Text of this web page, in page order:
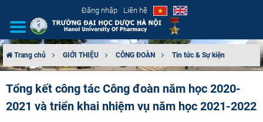
Đăng nhập Liên hệ
CƠ CẤU TỔ CHỨC
Trang chủ GIỚI THIỆU CÔNG ĐOÀN Tin tức & Sự kiện
Tổng kết công tác Công đoàn năm học 2020-
2021 và triển khai nhiệm vụ năm học 2021-2022